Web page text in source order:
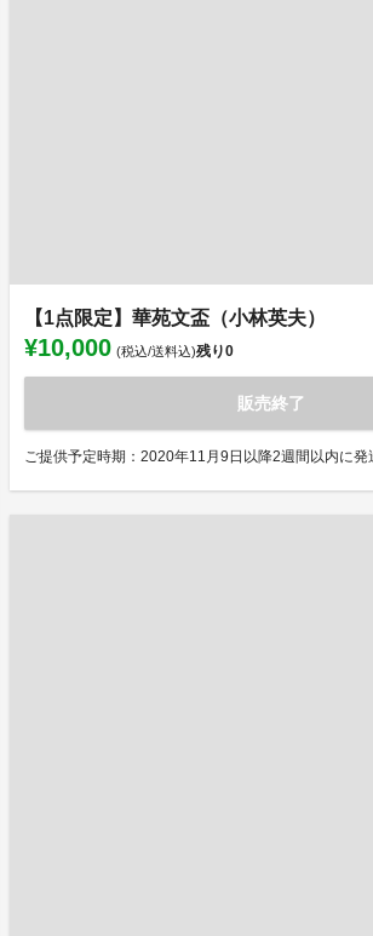
【1点限定】華苑文盃（小林英夫）
¥10,000 (税込/送料込)残り0
販売終了
ご提供予定時期：2020年11月9日以降2週間以内に発